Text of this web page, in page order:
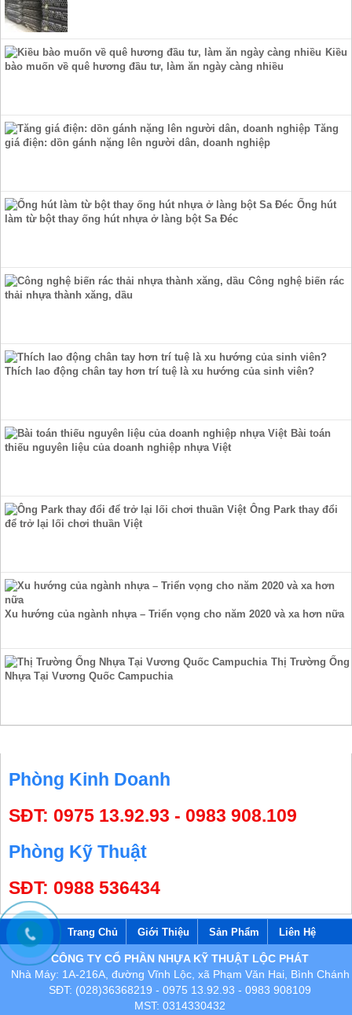
Kiều
bào muốn về quê hương đầu tư, làm ăn ngày càng nhiều
Tăng
giá điện: dồn gánh nặng lên người dân, doanh nghiệp
Ống hút
làm từ bột thay ống hút nhựa ở làng bột Sa Đéc
Công nghệ biến rác
thải nhựa thành xăng, dầu
Thích lao động chân tay hơn trí tuệ là xu hướng của sinh viên?
Bài toán
thiếu nguyên liệu của doanh nghiệp nhựa Việt
Ông Park thay đổi
để trở lại lối chơi thuần Việt
Xu hướng của ngành nhựa – Triển vọng cho năm 2020 và xa hơn nữa
Thị Trường Ống
Nhựa Tại Vương Quốc Campuchia
Phòng Kinh Doanh
SĐT: 0975 13.92.93 - 0983 908.109
Phòng Kỹ Thuật
SĐT: 0988 536434
Trang Chủ Giới Thiệu Sản Phẩm Liên Hệ
CÔNG TY CỔ PHẦN NHỰA KỸ THUẬT LỘC PHÁT
Nhà Máy: 1A-216A, đường Vĩnh Lộc, xã Phạm Văn Hai, Bình Chánh
SĐT: (028)36368219 - 0975 13.92.93 - 0983 908109
MST: 0314330432